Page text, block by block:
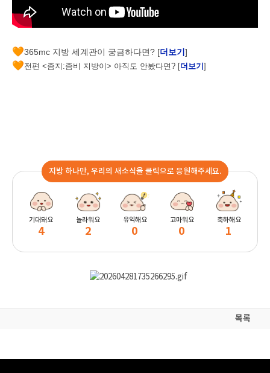
🧡365mc 지방 세계관이 궁금하다면? [더보기 ]
🧡전편 <좀지:좀비 지방이> 아직도 안봤다면? [더보기 ]
지방 하나만, 우리의 새소식을 클릭으로 응원해주세요.
기대돼요
4
놀라워요
2
유익해요
0
고마워요
0
축하해요
1
목록